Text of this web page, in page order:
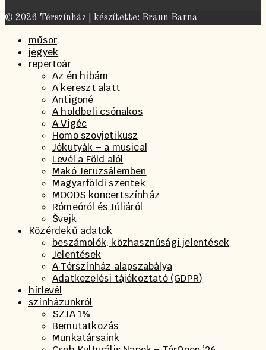
© 2026 Térszínház | készítette: Braun Barna
műsor
jegyek
repertoár
Az én hibám
A kereszt alatt
Antigoné
A holdbeli csónakos
A Vigéc
Homo szovjetikusz
Jókutyák – a musical
Levél a Föld alól
Makó Jeruzsálemben
Magyarföldi szentek
MOODS koncertszínház
Rómeóról és Júliáról
Švejk
Közérdekű adatok
beszámolók, közhasznúsági jelentések
Jelentések
A Térszínház alapszabálya
Adatkezelési tájékoztató (GDPR)
hírlevél
színházunkról
SZJA 1%
Bemutatkozás
Munkatársaink